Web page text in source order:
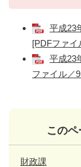
平成23
[PDFファイ
平成23
ファイル／
この
財政課